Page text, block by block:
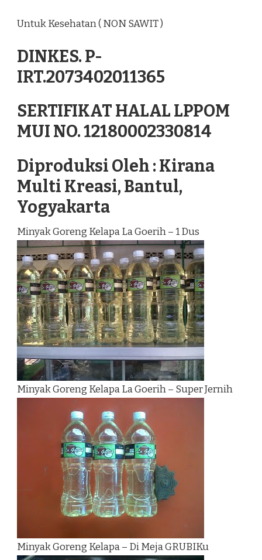
Untuk Kesehatan ( NON SAWIT )
DINKES. P-
IRT.2073402011365
SERTIFIKAT HALAL LPPOM
MUI NO. 12180002330814
Diproduksi Oleh : Kirana
Multi Kreasi, Bantul,
Yogyakarta
Minyak Goreng Kelapa La Goerih – 1 Dus
Minyak Goreng Kelapa La Goerih – Super Jernih
Minyak Goreng Kelapa – Di Meja GRUBIKu